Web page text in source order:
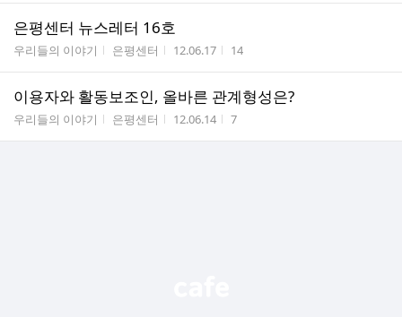
은평센터 뉴스레터 16호
게시판명
우리들의 이야기 작성자
은평센터 작성시간
12.06.17 조회수
14
이용자와 활동보조인, 올바른 관계형성은?
게시판명
우리들의 이야기 작성자
은평센터 작성시간
12.06.14 조회수
7